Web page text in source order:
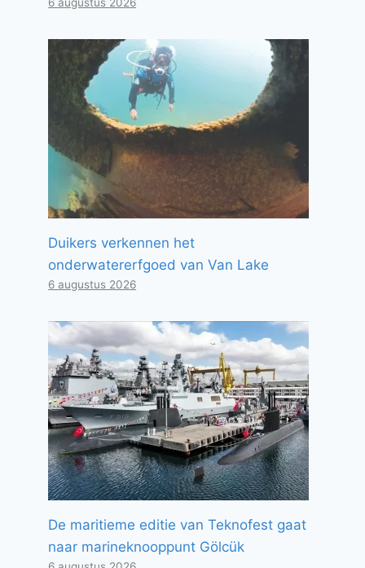
Duikers verkennen het
onderwatererfgoed van Van Lake
6 augustus 2026
De maritieme editie van Teknofest gaat
naar marineknooppunt Gölcük